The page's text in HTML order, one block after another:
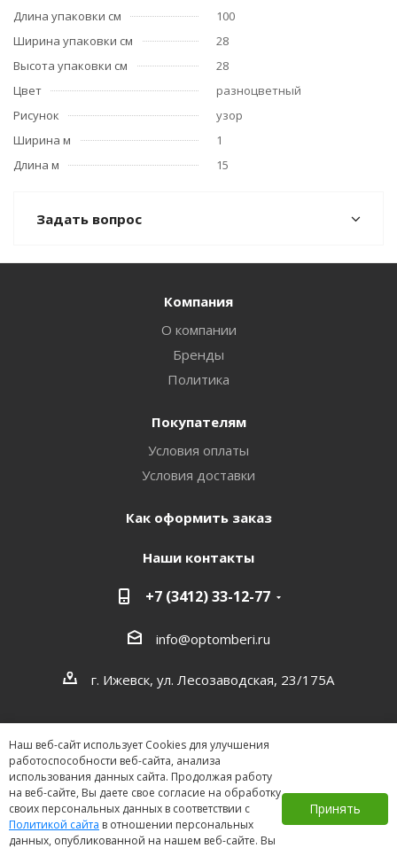
Длина упаковки см
100
Ширина упаковки см
28
Высота упаковки см
28
Цвет
разноцветный
Рисунок
узор
Ширина м
1
Длина м
15
Задать вопрос
Наш веб-сайт использует Cookies для улучшения
работоспособности веб-сайта, анализа
использования данных сайта. Продолжая работу
на веб-сайте, Вы даете свое согласие на обработку
своих персональных данных в соответствии с
Политикой сайта в отношении персональных
данных, опубликованной на нашем веб-сайте. Вы
Принять
Компания
О компании
Бренды
Политика
Покупателям
Условия оплаты
Условия доставки
Как оформить заказ
Наши контакты
+7 (3412) 33-12-77
info@optomberi.ru
г. Ижевск, ул. Лесозаводская, 23/175А
2026 ©